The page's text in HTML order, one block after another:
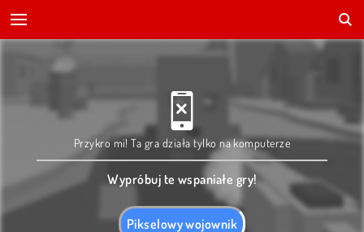
Pikselowy wojownik
Przykro mi! Ta gra działa tylko na komputerze
Wypróbuj te wspaniałe gry!